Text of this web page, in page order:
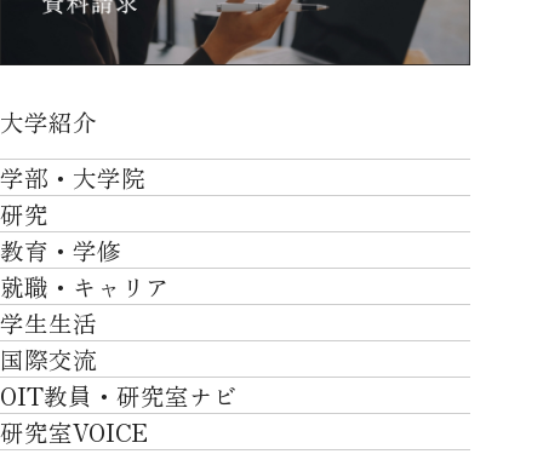
大学紹介
大学紹介TOP
OVER THE LIMIT
大学について
施設一覧
社会・地域・高大連携
川上村での取り組み
アクセス
ポリシー/コンプライアンス
学部・大学院
学部・大学院TOP
工学部
ロボティクス＆デザイン工学部
情報科学部
知的財産学部
工学研究科
研究
研究TOP
研究について
産官学連携
教育・学修
教育・学修TOP
卒業時質保証を担う独自の教育システム
自律学修
学習支援
就職・キャリア
就職・キャリアTOP
就職サポート
キャリア形成
学生生活
学生生活TOP
キャンパスライフ
課外活動
国際交流
国際交流TOP
グローバルな人材育成
OIT教員・研究室ナビ
研究室VOICE